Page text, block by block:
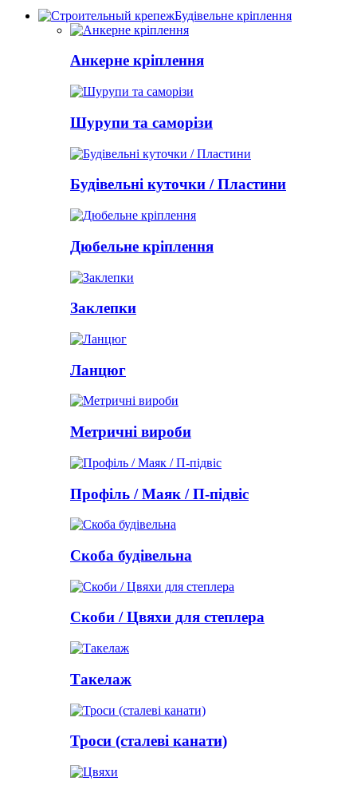
Будівельне кріплення
Анкерне кріплення
Шурупи та саморізи
Будівельні куточки / Пластини
Дюбельне кріплення
Заклепки
Ланцюг
Метричні вироби
Профіль / Маяк / П-підвіс
Скоба будівельна
Скоби / Цвяхи для степлера
Такелаж
Троси (сталеві канати)